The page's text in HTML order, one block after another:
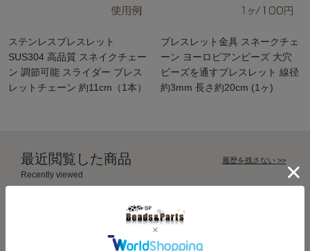
ステンレスブレスレット
SUS304 高品質 スネイクチェー
ン 調節可能 スライダー ブレス
レットチェーン 約11cm（1本）
ブレスレット金具 スネークチェ
ーン ヨーロピアンビーズ 大穴
ビーズを通すブレスレット 線径
約3mm 長さ約20cm (1ヶ)
最近閲覧した商品
Recently viewed
履歴を残さない >>